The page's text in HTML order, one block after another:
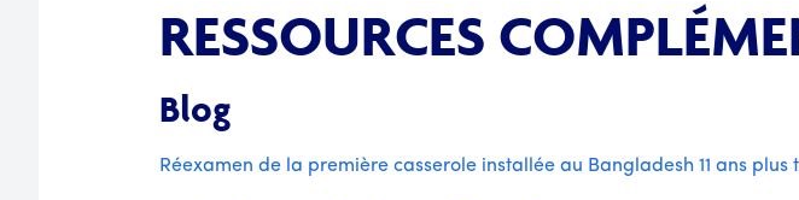
RESSOURCES
Blog
Réexamen de la première casserole installée au Bangladesh 11 ans plus